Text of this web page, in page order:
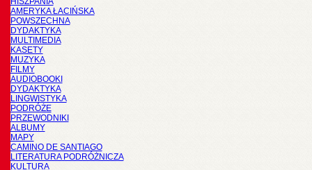
AMERYKA ŁACIŃSKA
POWSZECHNA
DYDAKTYKA
MULTIMEDIA
KASETY
MUZYKA
FILMY
AUDIOBOOKI
DYDAKTYKA
LINGWISTYKA
PODRÓŻE
PRZEWODNIKI
ALBUMY
MAPY
CAMINO DE SANTIAGO
LITERATURA PODRÓŻNICZA
KULTURA